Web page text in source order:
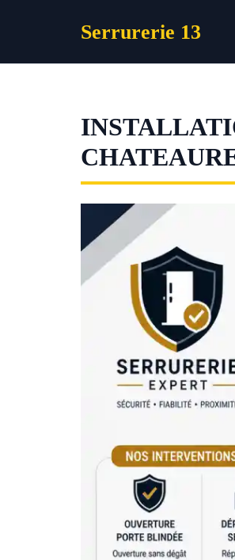
Serrurerie 13